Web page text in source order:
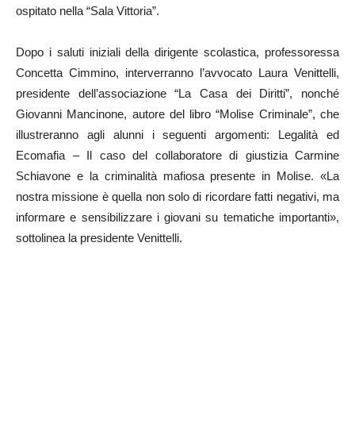
ospitato nella “Sala Vittoria”.
Dopo i saluti iniziali della dirigente scolastica, professoressa
Concetta Cimmino, interverranno l’avvocato Laura Venittelli,
presidente dell’associazione “La Casa dei Diritti”, nonché
Giovanni Mancinone, autore del libro “Molise Criminale”, che
illustreranno agli alunni i seguenti argomenti: Legalità ed
Ecomafia – Il caso del collaboratore di giustizia Carmine
Schiavone e la criminalità mafiosa presente in Molise. «La
nostra missione è quella non solo di ricordare fatti negativi, ma
informare e sensibilizzare i giovani su tematiche importanti»,
sottolinea la presidente Venittelli.